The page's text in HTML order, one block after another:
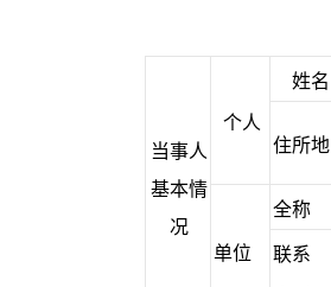
当事人
基本情
况
个人
姓名
住所地
单位
全称
联系